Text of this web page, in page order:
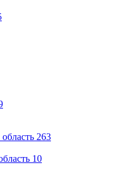
263
10